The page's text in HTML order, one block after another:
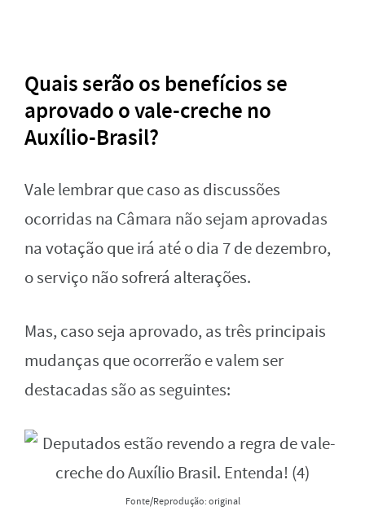
Quais serão os benefícios se
aprovado o vale-creche no
Auxílio-Brasil?
Vale lembrar que caso as discussões
ocorridas na Câmara não sejam aprovadas
na votação que irá até o dia 7 de dezembro,
o serviço não sofrerá alterações.
Mas, caso seja aprovado, as três principais
mudanças que ocorrerão e valem ser
destacadas são as seguintes:
Fonte/Reprodução: original